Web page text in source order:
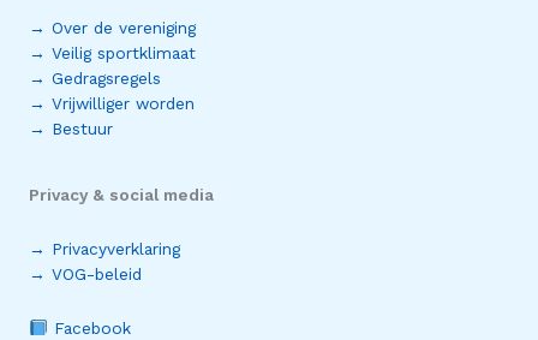
→ Over de vereniging
→ Veilig sportklimaat
→ Gedragsregels
→ Vrijwilliger worden
→ Bestuur
Privacy & social media
→ Privacyverklaring
→ VOG-beleid
Facebook